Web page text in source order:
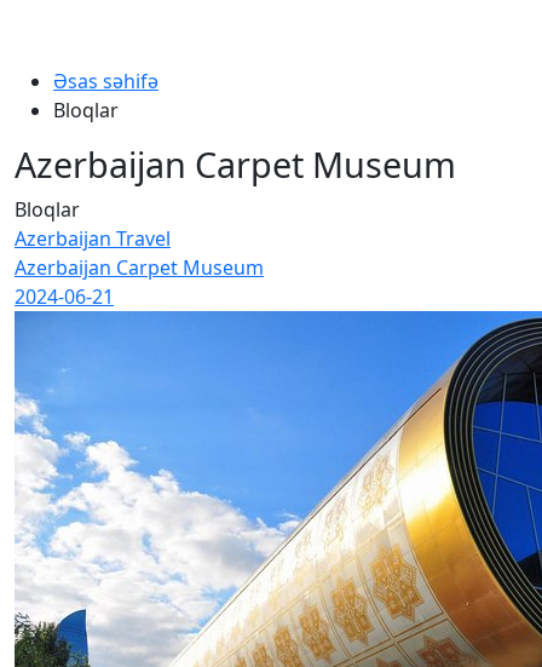
Əsas səhifə
Bloqlar
Azerbaijan Carpet Museum
Bloqlar
Azerbaijan Travel
Azerbaijan Carpet Museum
2024-06-21